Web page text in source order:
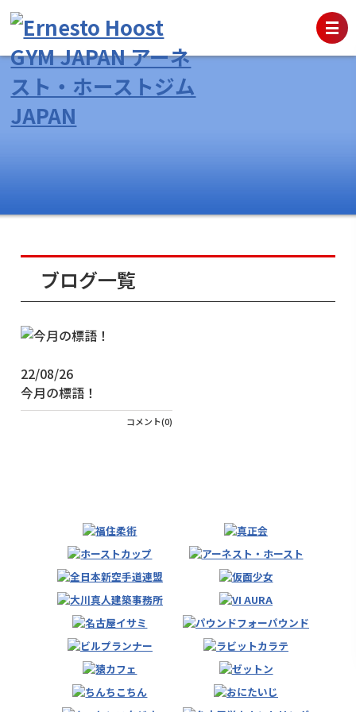
ブログ一覧
22/08/26
今月の標語！
コメント(0)